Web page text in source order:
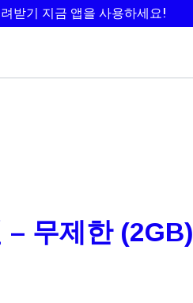
받기 지금 앱을 사용하세요!
– 무제한 (2GB)